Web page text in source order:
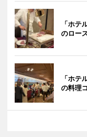
「ホテ
のロー
「ホテ
の料理